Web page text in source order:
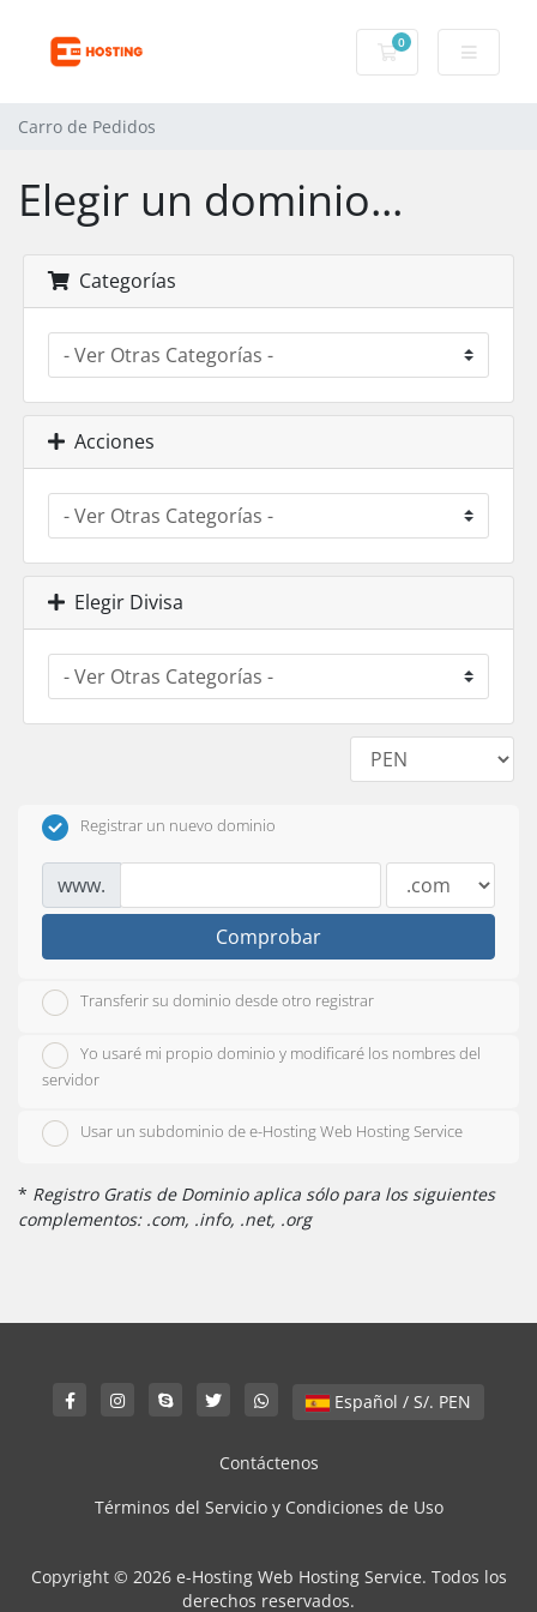
0
Carro de Pedidos
Carro de Pedidos
Elegir un dominio...
Categorías
Acciones
Elegir Divisa
Registrar un nuevo dominio
www.
Comprobar
Transferir su dominio desde otro registrar
Yo usaré mi propio dominio y modificaré los nombres del
servidor
Usar un subdominio de e-Hosting Web Hosting Service
* Registro Gratis de Dominio aplica sólo para los siguientes
complementos: .com, .info, .net, .org
Español / S/. PEN
Contáctenos
Términos del Servicio y Condiciones de Uso
Copyright © 2026 e-Hosting Web Hosting Service. Todos los
derechos reservados.